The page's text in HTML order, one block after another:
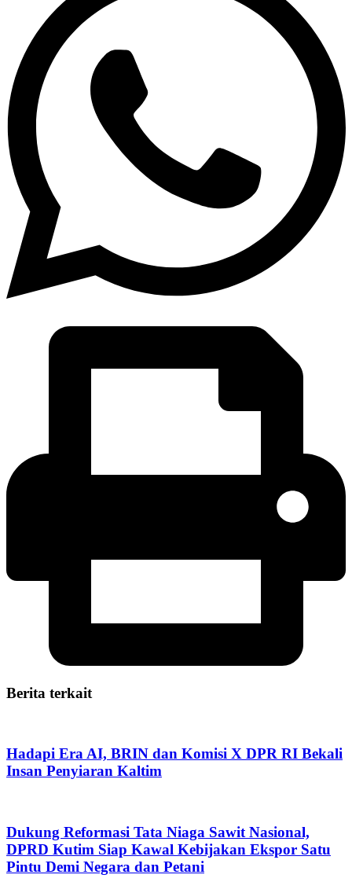
Berita terkait
Hadapi Era AI, BRIN dan Komisi X DPR RI Bekali
Insan Penyiaran Kaltim
Dukung Reformasi Tata Niaga Sawit Nasional,
DPRD Kutim Siap Kawal Kebijakan Ekspor Satu
Pintu Demi Negara dan Petani